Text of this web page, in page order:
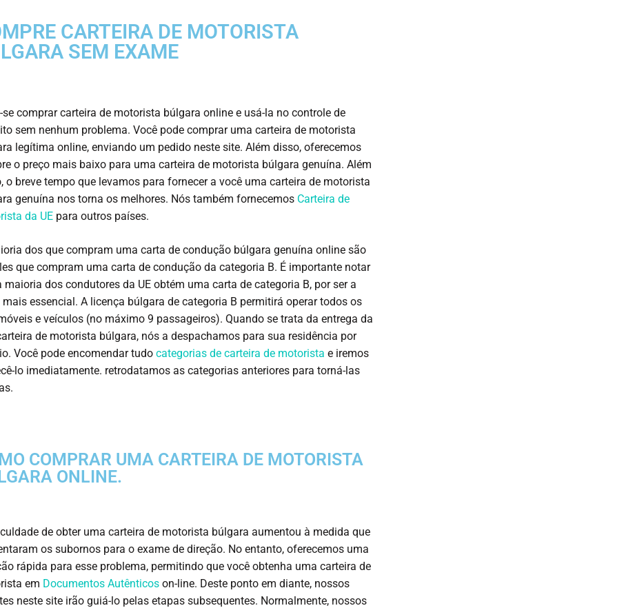
CARTEIRA DE MOTORISTA
SEM EXAME
se comprar carteira de motorista búlgara online e usá-la no controle de
sem nenhum problema. Você pode comprar uma carteira de motorista
legítima online, enviando um pedido neste site. Além disso, oferecemos
o preço mais baixo para uma carteira de motorista búlgara genuína. Além
o breve tempo que levamos para fornecer a você uma carteira de motorista
genuína nos torna os melhores. Nós também fornecemos Carteira de
da UE para outros países.
dos que compram uma carta de condução búlgara genuína online são
que compram uma carta de condução da categoria B. É importante notar
maioria dos condutores da UE obtém uma carta de categoria B, por ser a
essencial. A licença búlgara de categoria B permitirá operar todos os
e veículos (no máximo 9 passageiros). Quando se trata da entrega da
de motorista búlgara, nós a despachamos para sua residência por
Você pode encomendar tudo categorias de carteira de motorista e iremos
lo imediatamente. retrodatamos as categorias anteriores para torná-las
COMPRAR UMA CARTEIRA DE MOTORISTA
ONLINE.
de obter uma carteira de motorista búlgara aumentou à medida que
os subornos para o exame de direção. No entanto, oferecemos uma
rápida para esse problema, permitindo que você obtenha uma carteira de
em Documentos Autênticos on-line. Deste ponto em diante, nossos
neste site irão guiá-lo pelas etapas subsequentes. Normalmente, nossos